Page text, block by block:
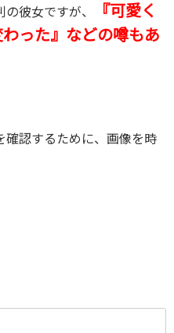
彼女ですが、
『可愛く
った』などの噂もあ
確認するために、画像を時